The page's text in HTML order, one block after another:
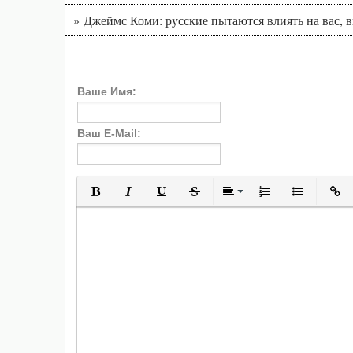
» Джеймс Коми: русские пытаются влиять на вас,
Ваше Имя:
Ваш E-Mail:
Полужирный
КурсивПодчеркнутый
Зачеркнутый